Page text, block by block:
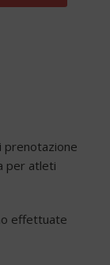
prenotazione
per atleti
effettuate